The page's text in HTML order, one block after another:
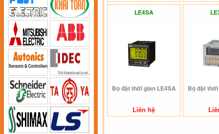
LE4SA
Bộ đặt thời gian LE4SA
Liên hệ
Bộ đặt